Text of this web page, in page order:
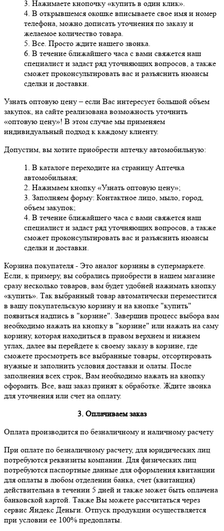
3. Нажимаете кнопочку «купить в один клик».
4. В открывшемся окошке вписываете свое имя и номер
телефона, можно дописать уточнения по заказу и
желаемое количество товара.
5. Все. Просто ждите нашего звонка.
6. В течение ближайшего часа с вами свяжется наш
специалист и задаст ряд уточняющих вопросов, а также
сможет проконсультировать вас и разъяснить нюансы
сделки и доставки.
Узнать оптовую цену– если Вас интересует большой объем
закупок, на сайте реализована возможность уточнить
«оптовую цену»! В этом случае мы применяем
индивидуальный подход к каждому клиенту.
Допустим, вы хотите приобрести аптечку автомобильную:
1. В каталоге переходите на страницу Аптечка
автомобильная;
2. Нажимаем кнопку «Узнать оптовую цену»;
3. Заполняем форму: Контактное лицо, мыло, город,
объем закупок;
4. В течение ближайшего часа с вами свяжется наш
специалист и задаст ряд уточняющих вопросов, а также
сможет проконсультировать вас и разъяснить нюансы
сделки и доставки.
Корзина покупателя - Это аналог корзины в супермаркете.
Если, к примеру, вы собрались приобрести в нашем магазине
сразу несколько товаров, вам будет удобней нажимать кнопку
«купить». Так выбранный товар автоматически переместится
в вашу покупательскую корзину и на кнопке "купить"
появиться надпись в "корзине". Завершив процесс выбора вам
необходимо нажать на кнопку в "корзине" или нажать на саму
корзину, которая находиться в правом верхнем и нижнем
углах, далее вы перейдете к своему заказу в корзине, где
сможете просмотреть все выбранные товары, отсортировать
нужные и заполнить условия доставки и олаты. После
заполнения всех строк, Вам необходимо нажать на кнопку
оформить. Все, ваш заказ принят к обработке. Ждите звонка
для уточнения или счет на оплату.
3. Оплачиваем заказ
Оплата производится по безналичному и наличному расчету
При оплате по безналичному расчету, для юридических лиц
потребуются реквизиты компании. Для физических лиц
потребуются паспортные данные для оформления квитанции
для оплаты в любом отделении банка, счет (квитанция)
действительна в течении 5 дней и также может быть оплачена
банковской картой. Также Вы можете рассчитаться через
сервис Яндекс Деньги. Отпуск продукции осуществляется
при условии ее 100% предоплаты.